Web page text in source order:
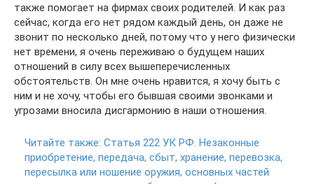
также помогает на фирмах своих родителей. И как раз
сейчас, когда его нет рядом каждый день, он даже не
звонит по несколько дней, потому что у него физически
нет времени, я очень переживаю о будущем наших
отношений в силу всех вышеперечисленных
обстоятельств. Он мне очень нравится, я хочу быть с
ним и не хочу, чтобы его бывшая своими звонками и
угрозами вносила дисгармонию в наши отношения.
Читайте также: Статья 222 УК РФ. Незаконные
приобретение, передача, сбыт, хранение, перевозка,
пересылка или ношение оружия, основных частей